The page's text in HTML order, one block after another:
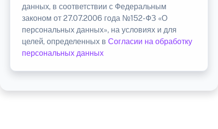
данных, в соответствии с Федеральным
законом от 27.07.2006 года №152-ФЗ «О
персональных данных», на условиях и для
целей, определенных в Согласии на обработку
персональных данных